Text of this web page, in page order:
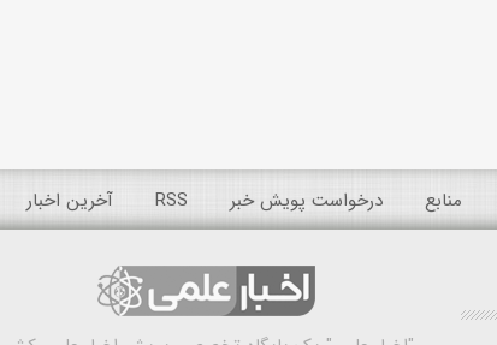
منابع درخواست پویش خبر RSS آخرین اخبار